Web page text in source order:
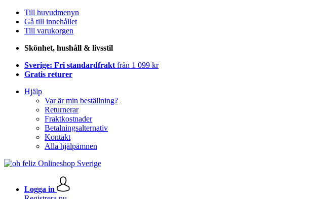
Till huvudmenyn
Gå till innehållet
Till varukorgen
Skönhet, hushåll & livsstil
Sverige: Fri standardfrakt från 1 099 kr
Gratis returer
Hjälp
Var är min beställning?
Returnerar
Fraktkostnader
Betalningsalternativ
Kontakt
Alla hjälpämnen
Logga in